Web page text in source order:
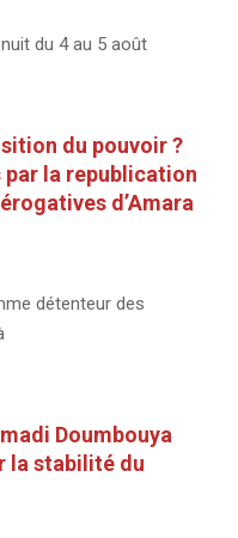
du 4 au 5 août
du pouvoir ?
la republication
d’Amara
détenteur des
Doumbouya
la stabilité du